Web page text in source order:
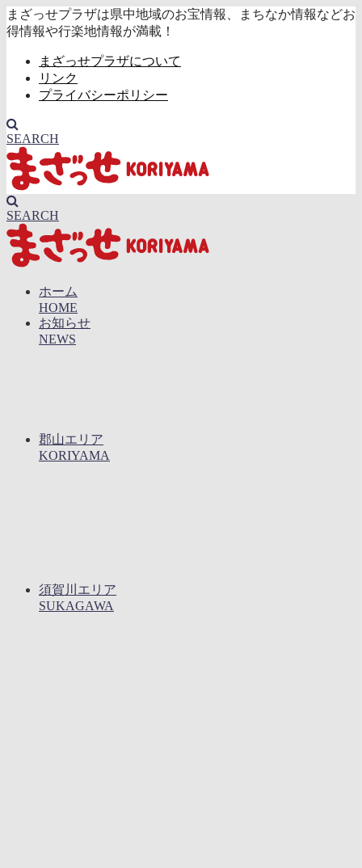
まざっせプラザは県中地域のお宝情報、まちなか情報などお
得情報や行楽地情報が満載！
まざっせプラザについて
リンク
プライバシーポリシー
SEARCH
SEARCH
ホーム
HOME
お知らせ
NEWS
郡山エリア
KORIYAMA
須賀川エリア
SUKAGAWA